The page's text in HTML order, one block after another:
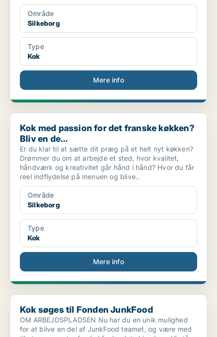
Område
Silkeborg
Type
Kok
Mere info
Kok med passion for det franske køkken? Bliv en de...
Kok med passion for det franske køkken?
Bliv en de...
Er du klar til at sætte dit præg på et helt nyt køkken?
Drømmer du om at arbejde et sted, hvor kvalitet,
håndværk og kreativitet går hånd i hånd? Hvor du får
reel indflydelse på menuen og blive..
Område
Silkeborg
Type
Kok
Mere info
Kok søges til Fonden JunkFood
Kok søges til Fonden JunkFood
OM ARBEJDSPLADSEN Nu har du en unik mulighed
for at blive en del af JunkFood teamet, og være med